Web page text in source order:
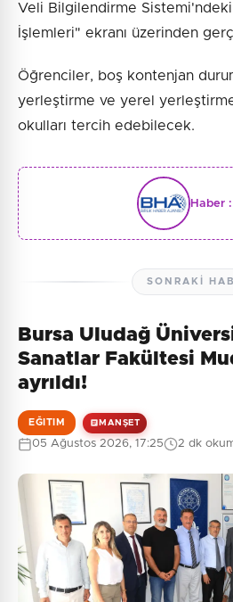
Veli Bilgilendirme
İşlemleri" ekranı üzerinden
Öğrenciler, boş kontenjan
yerleştirme ve yerel
okulları tercih edebilecek.
Haber :
SONRAKI
Bursa Uludağ
Sanatlar Fakültesi
ayrıldı!
EĞITIM MANŞET
05 Ağustos 2026, 17:25 2 dk